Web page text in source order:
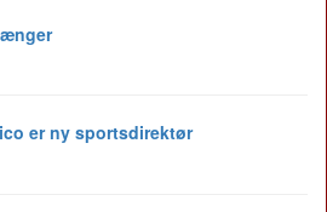
er ny sportsdirektør